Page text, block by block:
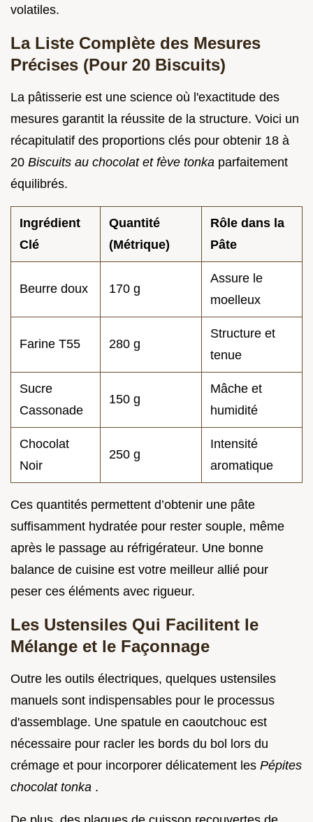
volatiles.
La Liste Complète des Mesures
Précises (Pour 20 Biscuits)
La pâtisserie est une science où l'exactitude des
mesures garantit la réussite de la structure. Voici un
récapitulatif des proportions clés pour obtenir 18 à
20 Biscuits au chocolat et fève tonka parfaitement
équilibrés.
Ingrédient
Clé
Quantité
(Métrique)
Rôle dans la
Pâte
Beurre doux 170 g
Assure le
moelleux
Farine T55 280 g
Structure et
tenue
Sucre
Cassonade
150 g
Mâche et
humidité
Chocolat
Noir
250 g
Intensité
aromatique
Ces quantités permettent d’obtenir une pâte
suffisamment hydratée pour rester souple, même
après le passage au réfrigérateur. Une bonne
balance de cuisine est votre meilleur allié pour
peser ces éléments avec rigueur.
Les Ustensiles Qui Facilitent le
Mélange et le Façonnage
Outre les outils électriques, quelques ustensiles
manuels sont indispensables pour le processus
d'assemblage. Une spatule en caoutchouc est
nécessaire pour racler les bords du bol lors du
crémage et pour incorporer délicatement les Pépites
chocolat tonka .